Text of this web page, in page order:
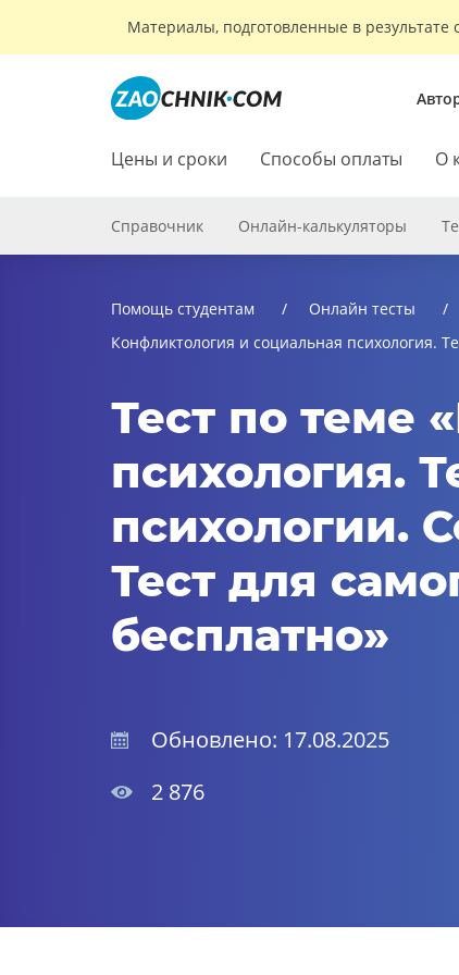
Материалы, подготовленные в
Цены и сроки Способы оплаты О
Справочник Онлайн-калькуляторы
Помощь студентам Онлайн тесты
Конфликтология и социальная психология.
Тест по теме
психология.
психологии.
Тест для
бесплатно»
Обновлено: 17.08.2025
2 876